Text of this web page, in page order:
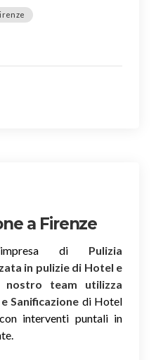
a Firenze
di Pulizia
in pulizie di Hotel e
team utilizza
Sanificazione di Hotel
interventi puntali in